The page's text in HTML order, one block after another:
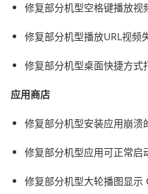
修复部分机型空格键播放视
修复部分机型播放URL视频
修复部分机型桌面快捷方式
应用商店
修复部分机型安装应用崩溃
修复部分机型应用可正常启
修复部分机型大轮播图显示